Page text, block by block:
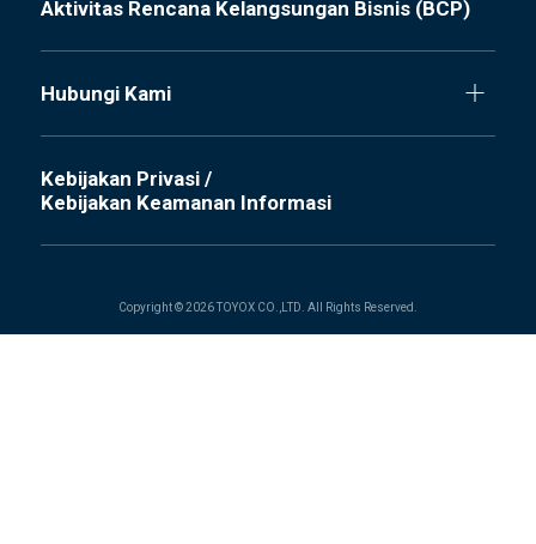
Aktivitas Rencana Kelangsungan Bisnis (BCP)
Hubungi Kami
Kebijakan Privasi /
Kebijakan Keamanan Informasi
Copyright © 2026 TOYOX CO.,LTD. All Rights Reserved.